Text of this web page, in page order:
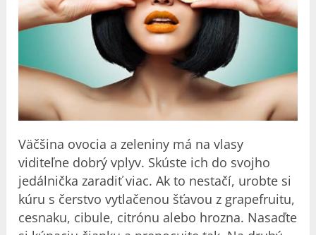
Väčšina ovocia a zeleniny má na vlasy
viditeľne dobrý vplyv. Skúste ich do svojho
jedálnička zaradiť viac. Ak to nestačí, urobte si
kúru s čerstvo vytlačenou šťavou z grapefruitu,
cesnaku, cibule, citrónu alebo hrozna. Nasaďte